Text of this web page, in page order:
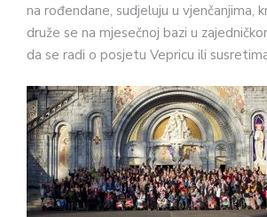
na rođendane, sudjeluju u vjenčanjima,
druže se na mjesečnoj bazi u
da se radi o posjetu Vepricu ili